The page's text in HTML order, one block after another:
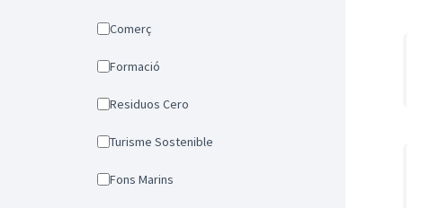
Comerç
Formació
Residuos Cero
Turisme Sostenible
Fons Marins